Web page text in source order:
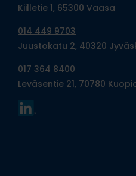
Kiilletie 1, 65300 Vaasa
014 449 9703
Juustokatu 2, 40320
017 364 8400
Leväsentie 21, 70780